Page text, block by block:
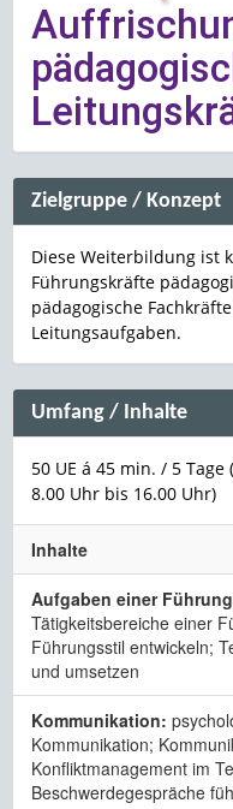
Zielgruppe / Konzept
Diese Weiterbildung ist
Führungskräfte
pädagogische
Leitungsaufgaben.
Umfang / Inhalte
50 UE á 45 min. / 5
8.00 Uhr bis 16.00 Uhr)
Inhalte
Aufgaben einer
Tätigkeitsbereiche einer
Führungsstil entwickeln;
und umsetzen
Kommunikation:
Kommunikation;
Konfliktmanagement im
Beschwerdegespräche